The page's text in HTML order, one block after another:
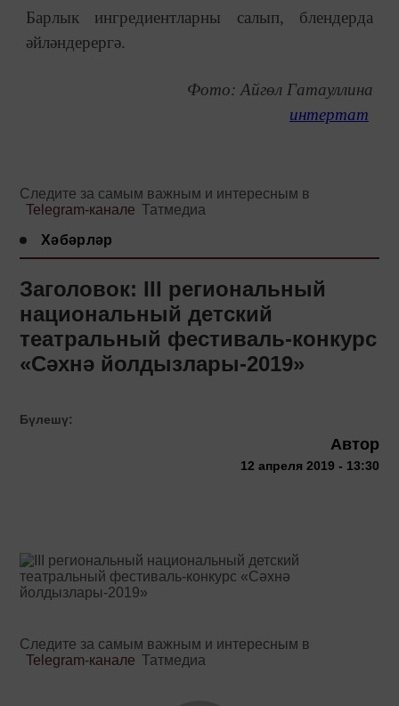
Барлык ингредиентларны салып, блендерда
әйләндерергә.
Фото: Айгөл Гатауллина
интертат
Следите за самым важным и интересным в
Telegram-канале Татмедиа
Хәбәрләр
Заголовок: III региональный
национальный детский
театральный фестиваль-конкурс
«Сәхнә йолдызлары-2019»
Бүлешү:
Автор
12 апреля 2019 - 13:30
Следите за самым важным и интересным в
Telegram-канале Татмедиа